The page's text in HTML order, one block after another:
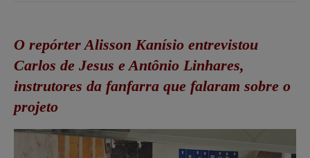
O repórter Alisson Kanísio entrevistou
Carlos de Jesus e Antônio Linhares,
instrutores da fanfarra que falaram sobre o
projeto